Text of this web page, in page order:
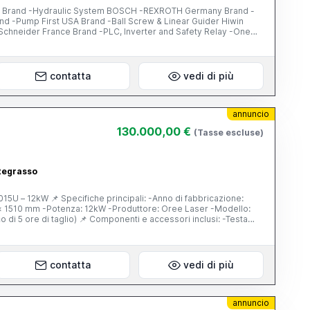
-Hydraulic System BOSCH -REXROTH Germany Brand -
-Pump First USA Brand -Ball Screw & Linear Guider Hiwin
France Brand -PLC, Inverter and Safety Relay -One
lineari: Hiwin -Impianto elettrico: Schneider Electric (Francia)
set di punzone e matrice standard
contatta vedi di più
annuncio
130.000,00 € (Tasse escluse)
-Anno di fabbricazione:
e accessori inclusi: -Testa
d’aria -Sistema di esaustione (tubi di esaustione) 📌
contatta vedi di più
annuncio